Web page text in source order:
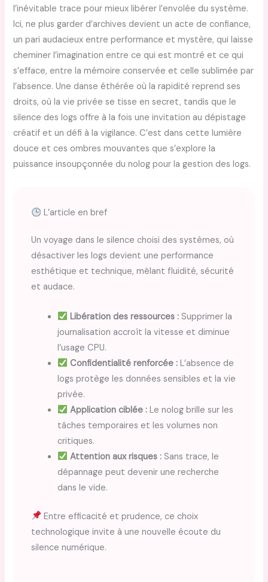
l’inévitable trace pour mieux libérer l’envolée du système.
Ici, ne plus garder d’archives devient un acte de confiance,
un pari audacieux entre performance et mystère, qui laisse
cheminer l’imagination entre ce qui est montré et ce qui
s’efface, entre la mémoire conservée et celle sublimée par
l’absence. Une danse éthérée où la rapidité reprend ses
droits, où la vie privée se tisse en secret, tandis que le
silence des logs offre à la fois une invitation au dépistage
créatif et un défi à la vigilance. C’est dans cette lumière
douce et ces ombres mouvantes que s’explore la
puissance insoupçonnée du nolog pour la gestion des logs.
L’article en bref
Un voyage dans le silence choisi des systèmes, où
désactiver les logs devient une performance
esthétique et technique, mêlant fluidité, sécurité
et audace.
Libération des ressources :Supprimer la
journalisation accroît la vitesse et diminue
l’usage CPU.
Confidentialité renforcée :L’absence de
logs protège les données sensibles et la vie
privée.
Application ciblée :Le nolog brille sur les
tâches temporaires et les volumes non
critiques.
Attention aux risques :Sans trace, le
dépannage peut devenir une recherche
dans le vide.
Entre efficacité et prudence, ce choix
technologique invite à une nouvelle écoute du
silence numérique.